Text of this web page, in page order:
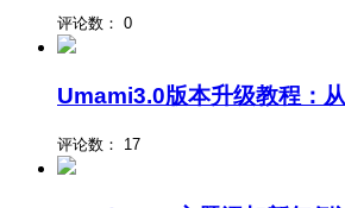
评论数： 0
Umami3.0版本升级教程：
评论数： 17